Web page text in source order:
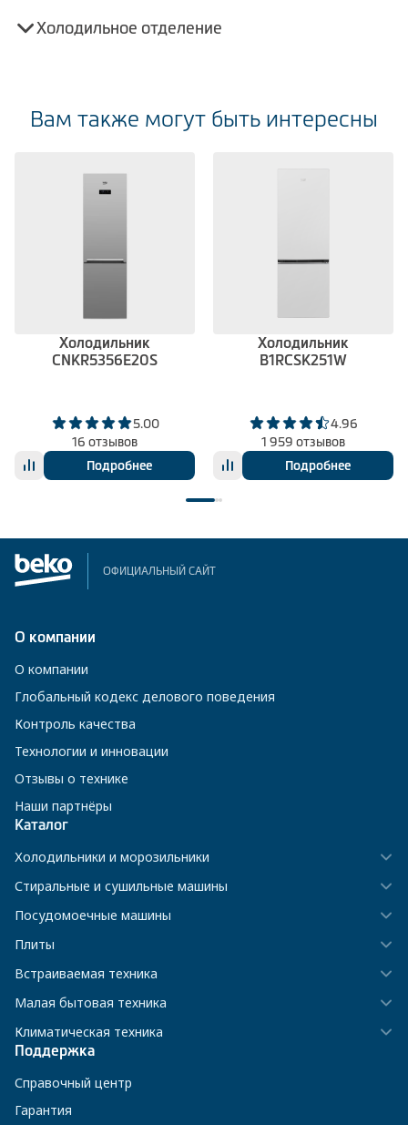
Холодильное отделение
Вам также могут быть интересны
Холодильник
CNKR5356E20S
5.00
16 отзывов
Подробнее
Холодильник
B1RCSK251W
4.96
1 959 отзывов
Подробнее
ОФИЦИАЛЬНЫЙ САЙТ
О компании
О компании
Глобальный кодекс делового поведения
Контроль качества
Технологии и инновации
Отзывы о технике
Наши партнёры
Каталог
Холодильники и морозильники
Стиральные и сушильные машины
Посудомоечные машины
Плиты
Встраиваемая техника
Малая бытовая техника
Климатическая техника
Поддержка
Справочный центр
Гарантия